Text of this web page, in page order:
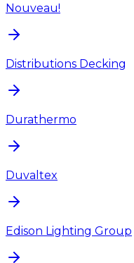
Nouveau!
Distributions Decking
Durathermo
Duvaltex
Edison Lighting Group